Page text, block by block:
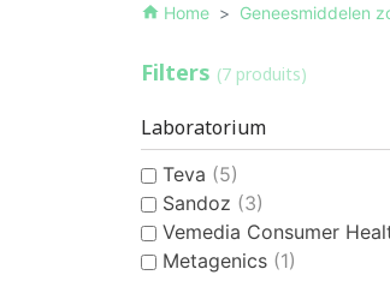
home Home Geneesmiddelen
Filters (7 produits)
Laboratorium
Teva (5)
Sandoz (3)
Vemedia Consumer
Metagenics (1)